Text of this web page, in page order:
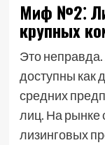
Миф №2⁚
крупных
Это
доступны как
средних
лиц. На рынке
лизинговых